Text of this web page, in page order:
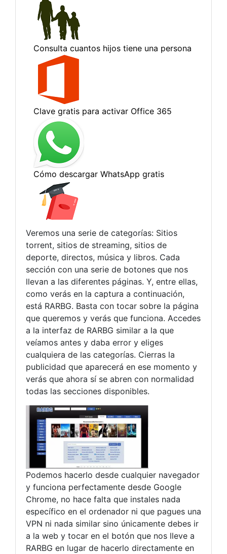
Veremos una serie de categorías: Sitios
torrent, sitios de streaming, sitios de
deporte, directos, música y libros. Cada
sección con una serie de botones que nos
llevan a las diferentes páginas. Y, entre ellas,
como verás en la captura a continuación,
está RARBG. Basta con tocar sobre la página
que queremos y verás que funciona. Accedes
a la interfaz de RARBG similar a la que
veíamos antes y daba error y eliges
cualquiera de las categorías. Cierras la
publicidad que aparecerá en ese momento y
verás que ahora sí se abren con normalidad
todas las secciones disponibles.
Podemos hacerlo desde cualquier navegador
y funciona perfectamente desde Google
Chrome, no hace falta que instales nada
específico en el ordenador ni que pagues una
VPN ni nada similar sino únicamente debes ir
a la web y tocar en el botón que nos lleve a
RARBG en lugar de hacerlo directamente en